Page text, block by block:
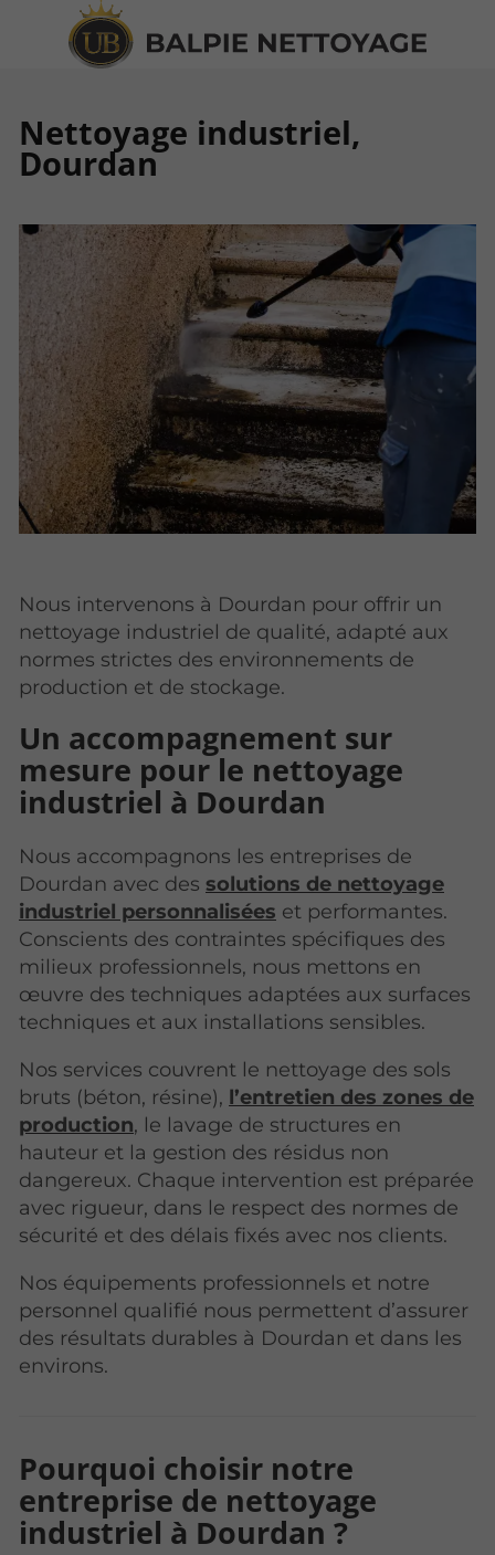
Nettoyage industriel,
Dourdan
Nous intervenons à Dourdan pour offrir un
nettoyage industriel de qualité, adapté aux
normes strictes des environnements de
production et de stockage.
Un accompagnement sur
mesure pour le nettoyage
industriel à Dourdan
Nous accompagnons les entreprises de
Dourdan avec des solutions de nettoyage
industriel personnalisées et performantes.
Conscients des contraintes spécifiques des
milieux professionnels, nous mettons en
œuvre des techniques adaptées aux surfaces
techniques et aux installations sensibles.
Nos services couvrent le nettoyage des sols
bruts (béton, résine), l’entretien des zones de
production, le lavage de structures en
hauteur et la gestion des résidus non
dangereux. Chaque intervention est préparée
avec rigueur, dans le respect des normes de
sécurité et des délais fixés avec nos clients.
Nos équipements professionnels et notre
personnel qualifié nous permettent d’assurer
des résultats durables à Dourdan et dans les
environs.
Pourquoi choisir notre
entreprise de nettoyage
industriel à Dourdan ?